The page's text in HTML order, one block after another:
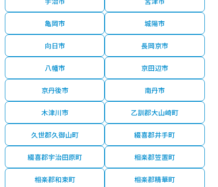
亀岡市 城陽市
向日市 長岡京市
八幡市 京田辺市
京丹後市 南丹市
木津川市 乙訓郡大山崎町
久世郡久御山町 綴喜郡井手町
綴喜郡宇治田原町 相楽郡笠置町
相楽郡和束町 相楽郡精華町